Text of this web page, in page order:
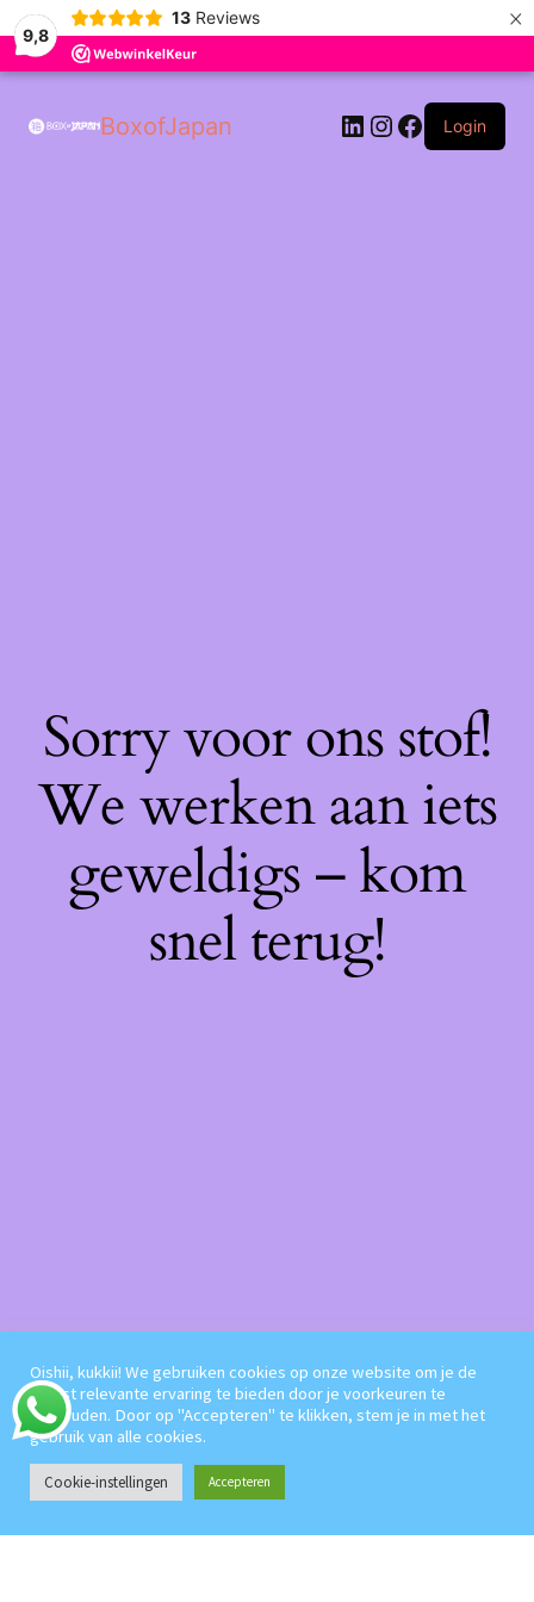
9,8
13 Reviews ×
BoxofJapan LinkedIn
Instagram
Facebook
Login
Sorry voor ons stof!
We werken aan iets
geweldigs – kom
snel terug!
Oishii, kukkii! We gebruiken cookies op onze website om je de
meest relevante ervaring te bieden door je voorkeuren te
onthouden. Door op "Accepteren" te klikken, stem je in met het
gebruik van alle cookies.
Cookie-instellingen Accepteren